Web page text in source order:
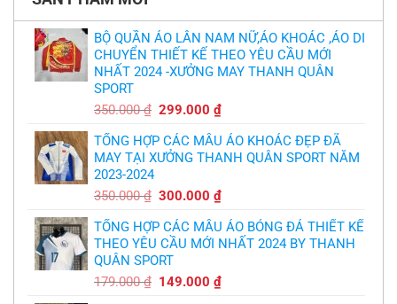
lại
trích
cầu
thủ,
thừa
nhận
sự
thật
chát
bầy
quỷ
nhỏ
và
in
áo
bóng
chuyền
theo
,thiết
free
BỘ QUẦN ÁO LÂN NAM NỮ,ÁO KHOÁC ,ÁO DI
CHUYỂN THIẾT KẾ THEO YÊU CẦU MỚI
NHẤT 2024 -XƯỞNG MAY THANH QUÂN
SPORT
350.000₫ Giá
là:
350.000 ₫.
299.000₫Giá
tại
là:
TỔNG HỢP CÁC MẪU ÁO KHOÁC ĐẸP ĐÃ
MAY TẠI XƯỞNG THANH QUÂN SPORT NĂM
2023-2024
350.000₫ Giá
là:
350.000 ₫.
300.000₫Giá
tại
là:
TỔNG HỢP CÁC MẪU ÁO BÓNG ĐÁ THIẾT KẾ
THEO YÊU CẦU MỚI NHẤT 2024 BY THANH
QUÂN SPORT
179.000₫ Giá
149.000₫Giá